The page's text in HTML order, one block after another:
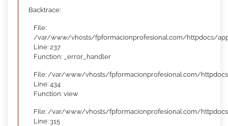
Backtrace:
File:
/var/www/vhosts/fpformacionprofesional.com/httpdocs/
Line: 237
Function: _error_handler
File: /var/www/vhosts/fpformacionprofesional.com/
Line: 434
Function: view
File: /var/www/vhosts/fpformacionprofesional.com/
Line: 315